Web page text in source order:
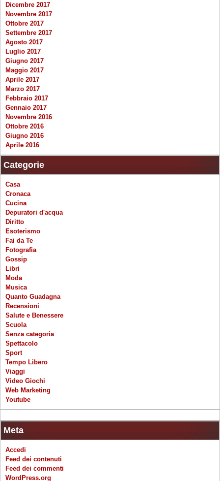
Dicembre 2017
Novembre 2017
Ottobre 2017
Settembre 2017
Agosto 2017
Luglio 2017
Giugno 2017
Maggio 2017
Aprile 2017
Marzo 2017
Febbraio 2017
Gennaio 2017
Novembre 2016
Ottobre 2016
Giugno 2016
Aprile 2016
Categorie
Casa
Cronaca
Cucina
Depuratori d'acqua
Diritto
Esoterismo
Fai da Te
Fotografia
Gossip
Libri
Moda
Musica
Quanto Guadagna
Recensioni
Salute e Benessere
Scuola
Senza categoria
Spettacolo
Sport
Tempo Libero
Viaggi
Video Giochi
Web Marketing
Youtube
Meta
Accedi
Feed dei contenuti
Feed dei commenti
WordPress.org